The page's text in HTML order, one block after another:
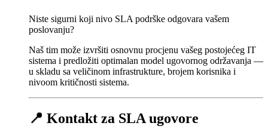
Niste sigurni koji nivo SLA podrške odgovara vašem
poslovanju?
Naš tim može izvršiti osnovnu procjenu vašeg postojećeg IT
sistema i predložiti optimalan model ugovornog održavanja —
u skladu sa veličinom infrastrukture, brojem korisnika i
nivoom kritičnosti sistema.
📍 Kontakt za SLA ugovore